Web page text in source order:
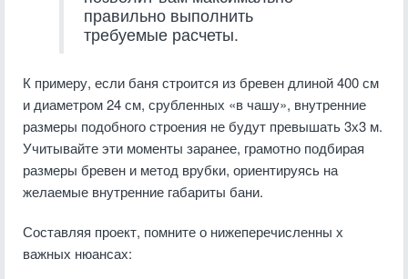
правильно выполнить
требуемые расчеты.
К примеру, если баня строится из бревен длиной 400 см
и диаметром 24 см, срубленных «в чашу», внутренние
размеры подобного строения не будут превышать 3х3 м.
Учитывайте эти моменты заранее, грамотно подбирая
размеры бревен и метод врубки, ориентируясь на
желаемые внутренние габариты бани.
Составляя проект, помните о нижеперечисленны х
важных нюансах: